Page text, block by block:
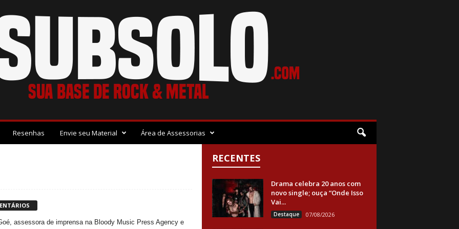
Resenhas Envie seu Material Área de Assessorias
assessora de imprensa na Bloody Music Press Agency e
RECENTES
Drama celebra 20 anos com
novo single; ouça “Onde Isso
Vai...
Destaque 07/08/2026